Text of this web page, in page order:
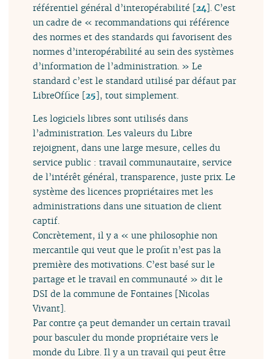
référentiel général d’interopérabilité [24]. C’est
un cadre de « recommandations qui référence
des normes et des standards qui favorisent des
normes d’interopérabilité au sein des systèmes
d’information de l’administration. » Le
standard c’est le standard utilisé par défaut par
LibreOffice [25], tout simplement.
Les logiciels libres sont utilisés dans
l’administration. Les valeurs du Libre
rejoignent, dans une large mesure, celles du
service public : travail communautaire, service
de l’intérêt général, transparence, juste prix. Le
système des licences propriétaires met les
administrations dans une situation de client
captif.
Concrètement, il y a « une philosophie non
mercantile qui veut que le profit n’est pas la
première des motivations. C’est basé sur le
partage et le travail en communauté » dit le
DSI de la commune de Fontaines [Nicolas
Vivant].
Par contre ça peut demander un certain travail
pour basculer du monde propriétaire vers le
monde du Libre. Il y a un travail qui peut être